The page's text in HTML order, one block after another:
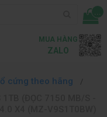
...
MUA HÀNG
ZALO
ổ cứng theo hãng